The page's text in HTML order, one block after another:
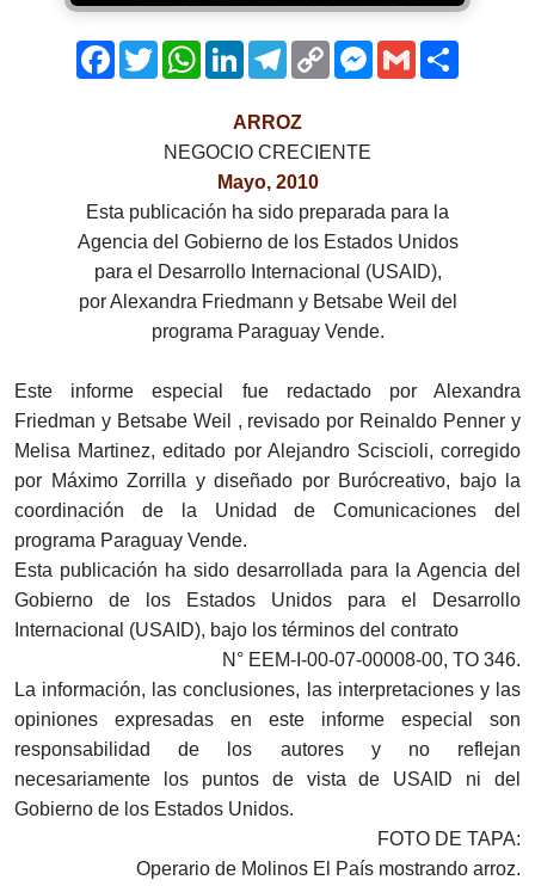
Facebook
TwitterWhatsApp
LinkedInTelegram
Copy
Link
Messenger
Gmail
ARROZ
NEGOCIO CRECIENTE
Mayo, 2010
Esta publicación ha sido preparada para la
Agencia del Gobierno de los Estados Unidos
para el Desarrollo Internacional (USAID),
por Alexandra Friedmann y Betsabe Weil del
programa Paraguay Vende.
Este informe especial fue redactado por Alexandra
Friedman y Betsabe Weil , revisado por Reinaldo Penner y
Melisa Martinez, editado por Alejandro Sciscioli, corregido
por Máximo Zorrilla y diseñado por Burócreativo, bajo la
coordinación de la Unidad de Comunicaciones del
programa Paraguay Vende.
Esta publicación ha sido desarrollada para la Agencia del
Gobierno de los Estados Unidos para el Desarrollo
Internacional (USAID), bajo los términos del contrato
N° EEM-I-00-07-00008-00, TO 346.
La información, las conclusiones, las interpretaciones y las
opiniones expresadas en este informe especial son
responsabilidad de los autores y no reflejan
necesariamente los puntos de vista de USAID ni del
Gobierno de los Estados Unidos.
FOTO DE TAPA:
Operario de Molinos El País mostrando arroz.